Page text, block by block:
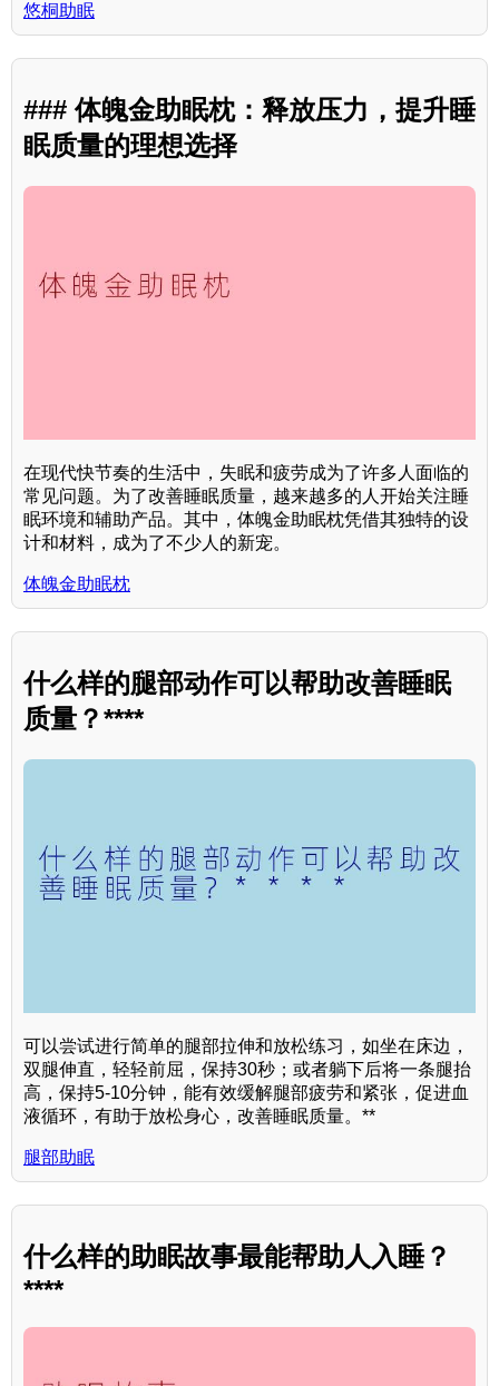
悠桐助眠
### 体魄金助眠枕：释放压力，提升睡
眠质量的理想选择
在现代快节奏的生活中，失眠和疲劳成为了许多人面临的
常见问题。为了改善睡眠质量，越来越多的人开始关注睡
眠环境和辅助产品。其中，体魄金助眠枕凭借其独特的设
计和材料，成为了不少人的新宠。
体魄金助眠枕
什么样的腿部动作可以帮助改善睡眠
质量？****
可以尝试进行简单的腿部拉伸和放松练习，如坐在床边，
双腿伸直，轻轻前屈，保持30秒；或者躺下后将一条腿抬
高，保持5-10分钟，能有效缓解腿部疲劳和紧张，促进血
液循环，有助于放松身心，改善睡眠质量。**
腿部助眠
什么样的助眠故事最能帮助人入睡？
****